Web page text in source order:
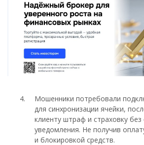
Мошенники потребовали
для синхронизации ячейки,
клиенту штраф и страховку
уведомления. Не получив
и блокировкой средств.